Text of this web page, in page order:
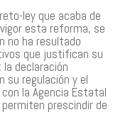
ley que acaba de
esta reforma, se
no ha resultado
que justifican su
declaración
su regulación y el
la Agencia Estatal
prescindir de